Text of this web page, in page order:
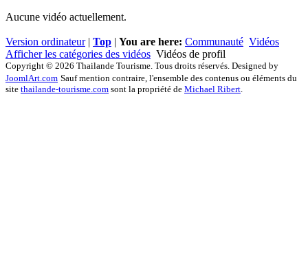
Aucune vidéo actuellement.
Version ordinateur| Top | You are here: Communauté Vidéos
Afficher les catégories des vidéos Vidéos de profil
Copyright © 2026 Thailande Tourisme. Tous droits réservés. Designed by
JoomlArt.com Sauf mention contraire, l'ensemble des contenus ou éléments du
site thailande-tourisme.com sont la propriété de Michael Ribert